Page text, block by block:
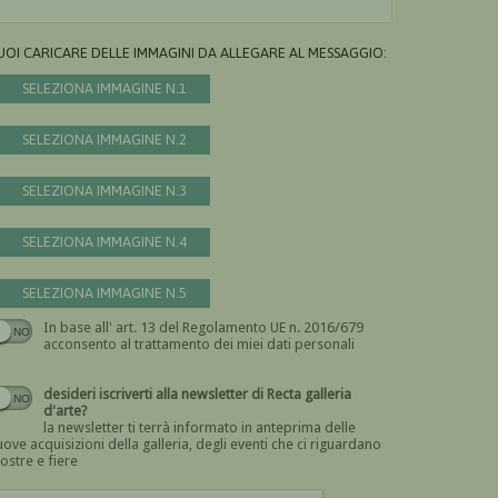
CARICARE DELLE IMMAGINI DA ALLEGARE AL MESSAGGIO:
SELEZIONA IMMAGINE N.1
SELEZIONA IMMAGINE N.2
SELEZIONA IMMAGINE N.3
SELEZIONA IMMAGINE N.4
SELEZIONA IMMAGINE N.5
In base all' art. 13 del Regolamento UE n. 2016/679
acconsento al trattamento dei miei dati personali
Devi dare il consenso
desideri iscriverti alla newsletter di Recta galleria
d'arte?
la newsletter ti terrà informato in anteprima delle
acquisizioni della galleria, degli eventi che ci riguardano
e fiere